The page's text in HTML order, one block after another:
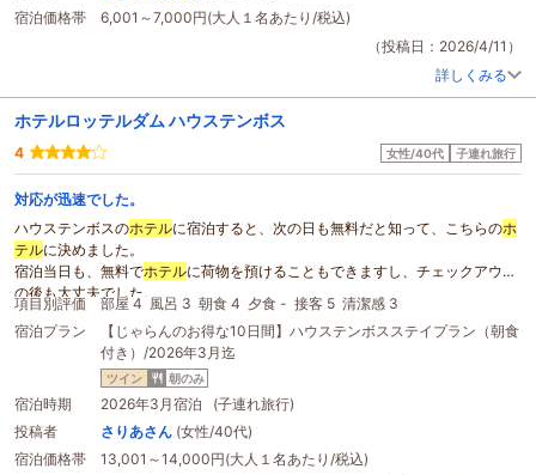
宿泊価格帯
6,001～7,000円(大人１名あたり/税込)
（投稿日：2026/4/11）
詳しくみる
ホテルロッテルダム ハウステンボス
4 女性/40代 子連れ旅行
対応が迅速でした。
ハウステンボスのホテルに宿泊すると、次の日も無料だと知って、こちらのホ
テルに決めました。
宿泊当日も、無料でホテルに荷物を預けることもできますし、チェックアウト
の後も大丈夫でした。
以前は無人 ホテル と聞いていたので、不安でしたが、
私たちが行った時間帯は、何名かスタッフの方が待機してました。
チェックイン後に部屋のトイレに少し不具合があることを伝えると、迅速にス
タッフの方が確認に来られ、状況を見て、別の部屋を準備して下さいました。
この日は息子が少し体調が悪かったこともあったので、色々気を遣っていただ
いて感謝してます。また次もこちらに予約していくつもりです。
項目別評価 部屋 4 風呂 3 朝食 4 夕食 - 接客 5 清潔感 3
宿泊プラン
【じゃらんのお得な10日間】ハウステンボスステイプラン（朝食
付き）/2026年3月迄
ツイン 朝のみ
宿泊時期
2026年3月宿泊 (子連れ旅行)
投稿者
さりあさん (女性/40代)
宿泊価格帯
13,001～14,000円(大人１名あたり/税込)